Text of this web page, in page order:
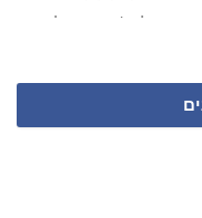
לבד), וסיפק לי את
ממש. ממליצה בחום ומכל